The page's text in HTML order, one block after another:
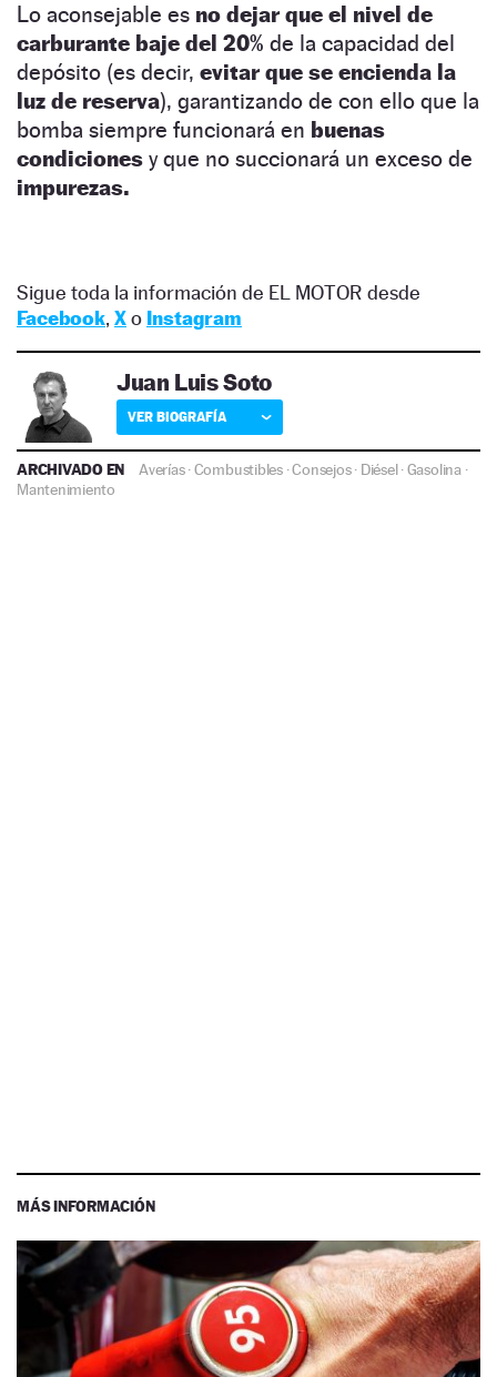
Lo aconsejable es no dejar que el nivel de
carburante baje del 20% de la capacidad del
depósito (es decir, evitar que se encienda la
luz de reserva), garantizando de con ello que la
bomba siempre funcionará en buenas
condiciones y que no succionará un exceso de
impurezas.
Sigue toda la información de EL MOTOR desde
Facebook, Xo Instagram
Juan Luis Soto
VER BIOGRAFÍA
ARCHIVADO EN Averías·Combustibles·Consejos· Diésel·Gasolina·
Mantenimiento
MÁS INFORMACIÓN